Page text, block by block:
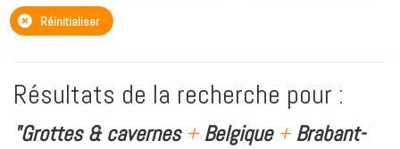
Réinitialiser
Résultats de la recherche pour :
"Grottes & cavernes +Belgique +Brabant-